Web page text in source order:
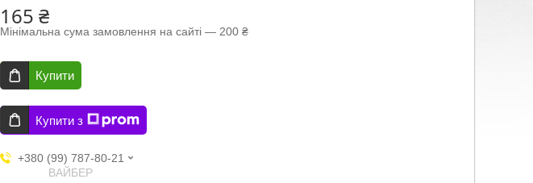
165 ₴
Мінімальна сума замовлення на сайті — 200 ₴
Купити
Купити з
+380 (99) 787-80-21
ВАЙБЕР